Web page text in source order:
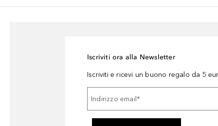
Iscriviti ora alla Newsletter
Iscriviti e ricevi un buono regalo da 5
Indirizzo email *